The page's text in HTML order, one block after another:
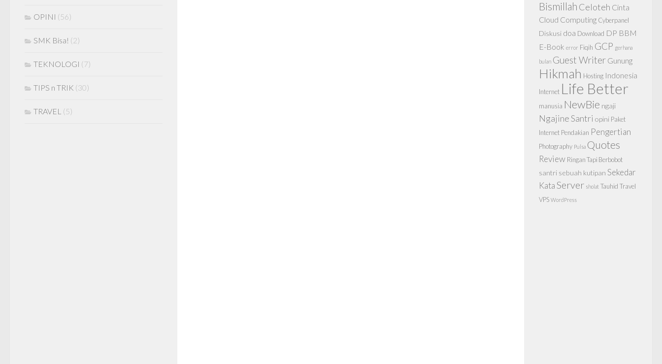
OPINI (56)
SMK Bisa! (2)
TEKNOLOGI (7)
TIPS n TRIK (30)
TRAVEL (5)
Bismillah Celoteh Cinta
Cloud Computing Cyberpanel
Diskusi doa Download DP BBM
E-Book error Fiqih GCP gerhana
bulan Guest Writer Gunung
Hikmah Hosting Indonesia
Internet Life Better
manusia NewBie ngaji
Ngajine Santri opini Paket
Internet Pendakian Pengertian
Photography Pulsa Quotes
Review Ringan Tapi Berbobot
santri sebuah kutipan Sekedar
KataServer sholat Tauhid Travel
VPS WordPress